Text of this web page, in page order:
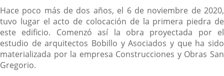
Hace poco más de dos años, el 6 de noviembre de 2020,
tuvo lugar el acto de colocación de la primera piedra de
este edificio. Comenzó así la obra proyectada por el
estudio de arquitectos Bobillo y Asociados y que ha sido
materializada por la empresa Construcciones y Obras San
Gregorio.